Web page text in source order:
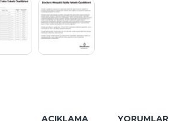
AÇIKLAMA YORUMLAR